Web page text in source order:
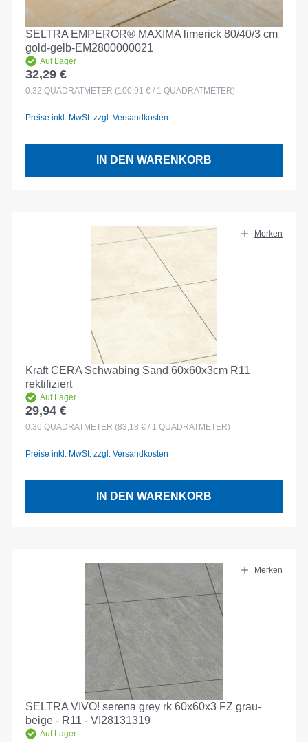
SELTRA EMPEROR® MAXIMA limerick 80/40/3 cm
gold-gelb-EM2800000021
Auf Lager
Regulärer Preis:
32,29 €
0.32 QUADRATMETER (100,91 € / 1 QUADRATMETER)
Preise inkl. MwSt. zzgl. Versandkosten
IN DEN WARENKORB
Merken
Kraft CERA Schwabing Sand 60x60x3cm R11
rektifiziert
Auf Lager
Regulärer Preis:
29,94 €
0.36 QUADRATMETER (83,18 € / 1 QUADRATMETER)
Preise inkl. MwSt. zzgl. Versandkosten
IN DEN WARENKORB
Merken
SELTRA VIVO! serena grey rk 60x60x3 FZ grau-
beige - R11 - VI28131319
Auf Lager